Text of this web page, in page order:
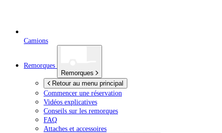
Camions
Remorques
Remorques
Retour au menu principal
Commencer une réservation
Vidéos explicatives
Conseils sur les remorques
FAQ
Attaches et accessoires